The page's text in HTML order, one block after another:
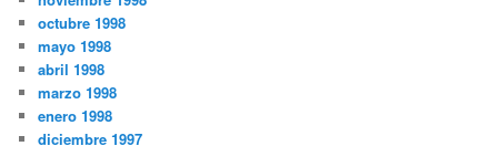
octubre 1998
mayo 1998
abril 1998
marzo 1998
enero 1998
diciembre 1997